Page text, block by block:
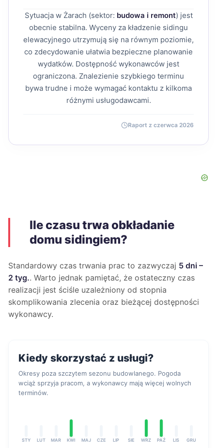
Sytuacja w Żarach (sektor: budowa i remont) jest
obecnie stabilna. Wyceny za kładzenie sidingu
elewacyjnego utrzymują się na równym poziomie,
co zdecydowanie ułatwia bezpieczne planowanie
wydatków. Dostępność wykonawców jest
ograniczona. Znalezienie szybkiego terminu
bywa trudne i może wymagać kontaktu z kilkoma
różnymi usługodawcami.
Raport z czerwca 2026
Ile czasu trwa obkładanie
domu sidingiem?
Standardowy czas trwania prac to zazwyczaj 5 dni –
2 tyg.. Warto jednak pamiętać, że ostateczny czas
realizacji jest ściśle uzależniony od stopnia
skomplikowania zlecenia oraz bieżącej dostępności
wykonawcy.
Kiedy skorzystać z usługi?
Okresy poza szczytem sezonu budowlanego. Pogoda
wciąż sprzyja pracom, a wykonawcy mają więcej wolnych
terminów.
STY LUT MAR KWI MAJ CZE LIP SIE WRZ PAŹ LIS GRU